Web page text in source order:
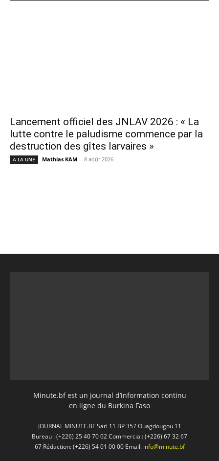
Lancement officiel des JNLAV 2026 : « La
lutte contre le paludisme commence par la
destruction des gîtes larvaires »
A LA UNE Mathias KAM - 8 août 2026
Minute.bf est un journal d’information continu
en ligne du Burkina Faso
JOURNAL MINUTE.BF Sarl 11 BP 357 Ouagdougou 11
Bureau : (+226) 25 40 70 02 Commercial: (+226) 67 32 67
67 Rédaction: (+226) 54 01 00 00 Email: info@minute.bf